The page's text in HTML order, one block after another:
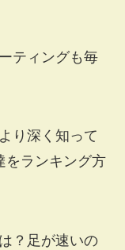
ティングも毎
り深く知って
をランキング方
？足が速いの